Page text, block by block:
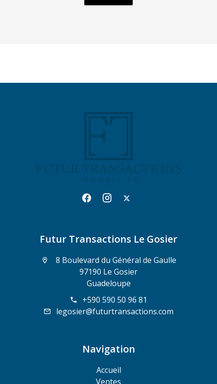
Futur Transactions Le Gosier
8 Boulevard du Général de Gaulle
97190 Le Gosier
Guadeloupe
+590 590 50 96 81
legosier@futurtransactions.com
Navigation
Accueil
Ventes